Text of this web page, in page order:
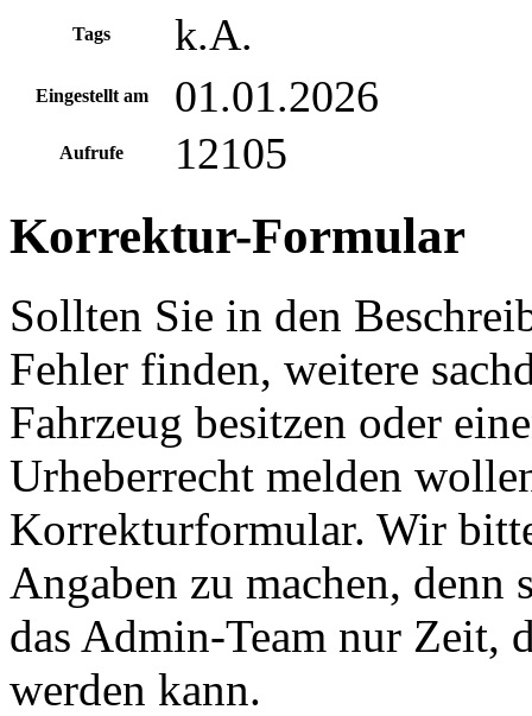
Tags k.A.
Eingestellt am 01.01.2026
Aufrufe 12105
Korrektur-Formular
Sollten Sie in den
Fehler finden, weitere
Fahrzeug besitzen oder
Urheberrecht melden
Korrekturformular. Wir
Angaben zu machen,
das Admin-Team nur Zeit,
werden kann.